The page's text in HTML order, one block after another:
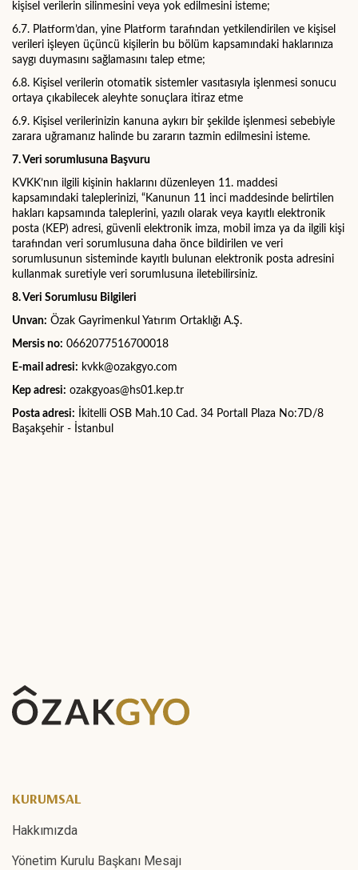
kişisel verilerin silinmesini veya yok edilmesini isteme;
6.7. Platform’dan, yine Platform tarafından yetkilendirilen ve kişisel
verileri işleyen üçüncü kişilerin bu bölüm kapsamındaki haklarınıza
saygı duymasını sağlamasını talep etme;
6.8. Kişisel verilerin otomatik sistemler vasıtasıyla işlenmesi sonucu
ortaya çıkabilecek aleyhte sonuçlara itiraz etme
6.9. Kişisel verilerinizin kanuna aykırı bir şekilde işlenmesi sebebiyle
zarara uğramanız halinde bu zararın tazmin edilmesini isteme.
7. Veri sorumlusuna Başvuru
KVKK’nın ilgili kişinin haklarını düzenleyen 11. maddesi
kapsamındaki taleplerinizi, “Kanunun 11 inci maddesinde belirtilen
hakları kapsamında taleplerini, yazılı olarak veya kayıtlı elektronik
posta (KEP) adresi, güvenli elektronik imza, mobil imza ya da ilgili kişi
tarafından veri sorumlusuna daha önce bildirilen ve veri
sorumlusunun sisteminde kayıtlı bulunan elektronik posta adresini
kullanmak suretiyle veri sorumlusuna iletebilirsiniz.
8. Veri Sorumlusu Bilgileri
Unvan: Özak Gayrimenkul Yatırım Ortaklığı A.Ş.
Mersis no: 0662077516700018
E-mail adresi: kvkk@ozakgyo.com
Kep adresi: ozakgyoas@hs01.kep.tr
Posta adresi: İkitelli OSB Mah.10 Cad. 34 Portall Plaza No:7D/8
Başakşehir - İstanbul
KURUMSAL
Hakkımızda
Yönetim Kurulu Başkanı Mesajı